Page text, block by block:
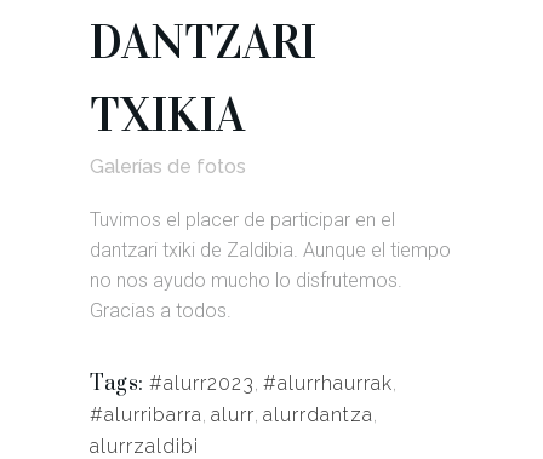
DANTZARI
TXIKIA
Galerías de fotos
Tuvimos el placer de participar en el
dantzari txiki de Zaldibia. Aunque el tiempo
no nos ayudo mucho lo disfrutemos.
Gracias a todos.
Tags: #alurr2023 #alurrhaurrak
#alurribarra alurr alurrdantza
alurrzaldibi